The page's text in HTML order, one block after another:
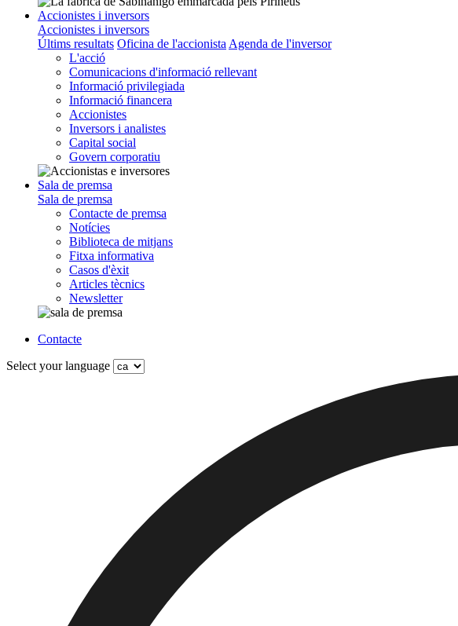
Accionistes i inversors
Accionistes i inversors
Últims resultats Oficina de l'accionista Agenda de l'inversor
L'acció
Comunicacions d'informació rellevant
Informació privilegiada
Informació financera
Accionistes
Inversors i analistes
Capital social
Govern corporatiu
Sala de premsa
Sala de premsa
Contacte de premsa
Notícies
Biblioteca de mitjans
Fitxa informativa
Casos d'èxit
Articles tècnics
Newsletter
Contacte
Select your language